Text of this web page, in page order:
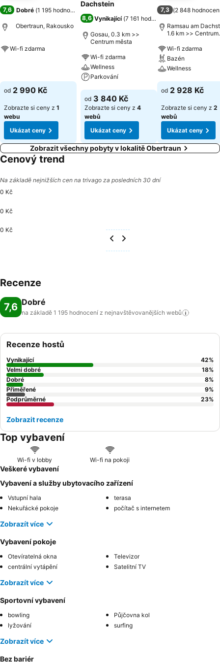
7,6 Dobré (1 195 hodnocení
Obertraun, Rakousko
Wi-fi zdarma
od 2 990 Kč
Zobrazte si ceny z 1
webu
Ukázat ceny
Dachstein
8,6 Vynikající (7 161 hodnocení
Gosau, 0.3 km >>
Centrum města
Wi-fi zdarma
Wellness
Parkování
Ukázat ceny
od 3 840 Kč
Zobrazte si ceny z 4
webů
Ukázat ceny
7,3 (2 848
Ramsau am
1.6 km >> Centrum
Wi-fi zdarma
Bazén
Wellness
Ukázat ceny
od 2 928 Kč
Zobrazte si ceny z 2
webů
Ukázat ceny
Zobrazit všechny pobyty v lokalitě Obertraun
Cenový trend
Na základě nejnižších cen na trivago za posledních 30 dní
0 Kč
0 Kč
0 Kč
Recenze
7,6 Dobré
na základě 1 195 hodnocení z nejnavštěvovanějších webů
Recenze hostů
Vynikající 42%
Velmi dobré
18%
Dobré
8%
Přiměřené
9%
Podprůměrné
23%
Zobrazit recenze
Top vybavení
Wi-fi v lobby Wi-fi na pokoji
Veškeré vybavení
Vybavení a služby ubytovacího zařízení
Vstupní hala
terasa
Nekuřácké pokoje
počítač s internetem
Zobrazít více
Vybavení pokoje
Otevíratelná okna
Televizor
centrální vytápění
Satelitní TV
Zobrazít více
Sportovní vybavení
bowling
Půjčovna kol
lyžování
surfing
Zobrazít více
Bez bariér